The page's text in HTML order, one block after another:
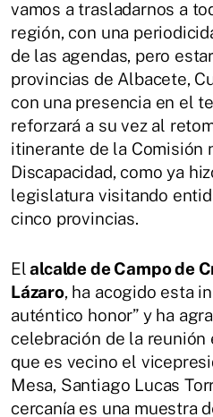
vamos a trasladarnos a
región, con una
de las agendas, pero
provincias de Albacete,
con una presencia en el
reforzará a su vez al
itinerante de la Comisión
Discapacidad, como ya
legislatura visitando
cinco provincias.
El alcalde de Campo de
Lázaro, ha acogido esta
auténtico honor” y ha
celebración de la reunión
que es vecino el
Mesa, Santiago Lucas
cercanía es una muestra